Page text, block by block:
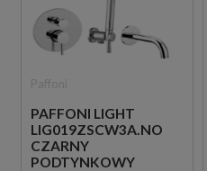
PAFFONI LIGHT
LIG019ZSCW3A.NO
CZARNY
PODTYNKOWY